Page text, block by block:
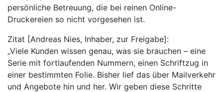
persönliche Betreuung, die bei reinen Online-
Druckereien so nicht vorgesehen ist.
Zitat [Andreas Nies, Inhaber, zur Freigabe]:
„Viele Kunden wissen genau, was sie brauchen – eine
Serie mit fortlaufenden Nummern, einen Schriftzug in
einer bestimmten Folie. Bisher lief das über Mailverkehr
und Angebote hin und her. Wir geben diese Schritte